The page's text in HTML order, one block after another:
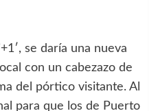
se daría una nueva
con un cabezazo de
del pórtico visitante. Al
para que los de Puerto